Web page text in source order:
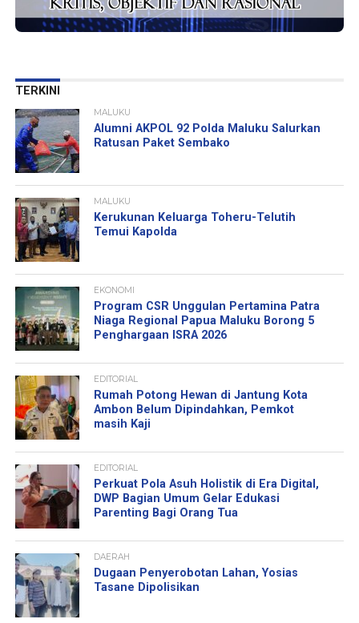
TERKINI
MALUKU
Alumni AKPOL 92 Polda Maluku Salurkan
Ratusan Paket Sembako
MALUKU
Kerukunan Keluarga Toheru-Telutih
Temui Kapolda
EKONOMI
Program CSR Unggulan Pertamina Patra
Niaga Regional Papua Maluku Borong 5
Penghargaan ISRA 2026
EDITORIAL
Rumah Potong Hewan di Jantung Kota
Ambon Belum Dipindahkan, Pemkot
masih Kaji
EDITORIAL
Perkuat Pola Asuh Holistik di Era Digital,
DWP Bagian Umum Gelar Edukasi
Parenting Bagi Orang Tua
DAERAH
Dugaan Penyerobotan Lahan, Yosias
Tasane Dipolisikan